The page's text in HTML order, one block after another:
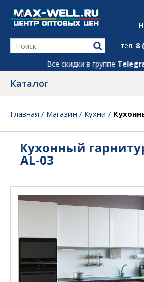
info@max-well.ru
Все скидки в группеTelegram,
тел. 8
Каталог
Главная / Магазин / Кухни /
Кухонный
AL-03